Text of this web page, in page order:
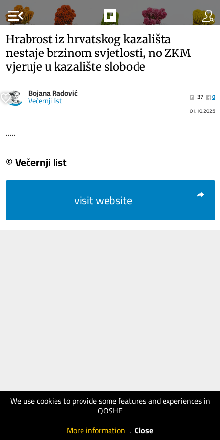
menu_open
We use cookies to provide some features and experiences in
QOSHE
More information . Close
Hrabrost iz hrvatskog kazališta
nestaje brzinom svjetlosti, no ZKM
vjeruje u kazalište slobode
Bojana Radović
Večernji list 37
0
01.10.2025
.....
© Večernji list
visit website